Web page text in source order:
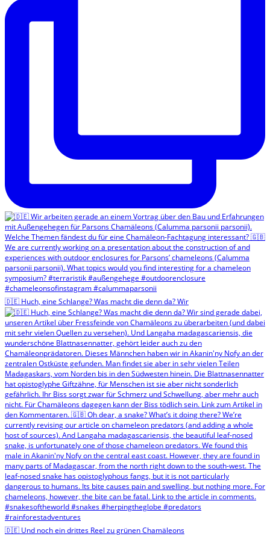
🇩🇪 Huch, eine Schlange? Was macht die denn da? Wir
🇩🇪 Und noch ein drittes Reel zu grünen Chamäleons